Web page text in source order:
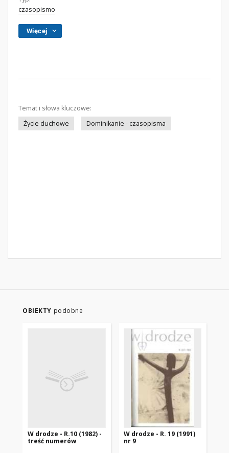
czasopismo
Więcej
Temat i słowa kluczowe:
Życie duchowe
Dominikanie - czasopisma
OBIEKTY podobne
W drodze - R.10 (1982) -
treść numerów
W drodze - R. 19 (1991)
nr 9